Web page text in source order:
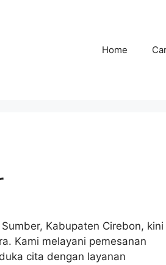
Home
Kabupaten Cirebon, kini
Kami melayani pemesanan
cita dengan layanan